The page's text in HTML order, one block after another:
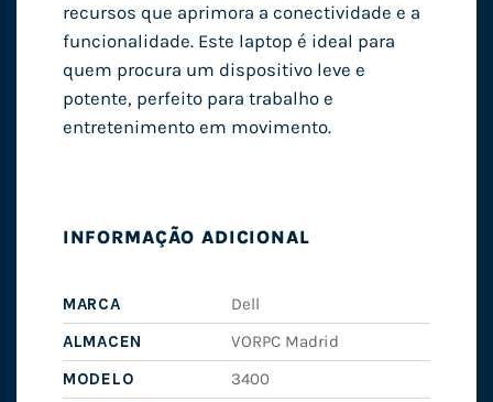
recursos que aprimora a conectividade e a
funcionalidade. Este laptop é ideal para
quem procura um dispositivo leve e
potente, perfeito para trabalho e
entretenimento em movimento.
INFORMAÇÃO ADICIONAL
MARCA
Dell
ALMACEN
VORPC Madrid
MODELO
3400